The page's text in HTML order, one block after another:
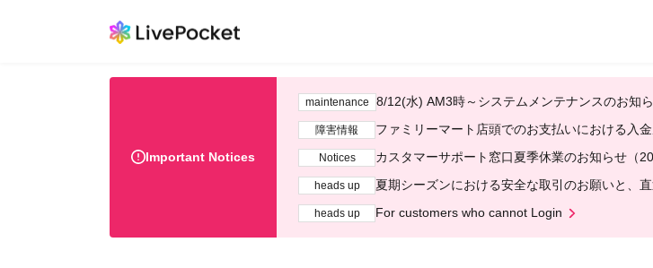
Important Notices
maintenance 8/12(水) AM3時～システムメンテナンスのお知
障害情報 ファミリーマート店頭でのお支払いにおける入
Notices カスタマーサポート窓口夏季休業のお知らせ（
heads up 夏期シーズンにおける安全な取引のお願いと、
heads up For customers who cannot Login